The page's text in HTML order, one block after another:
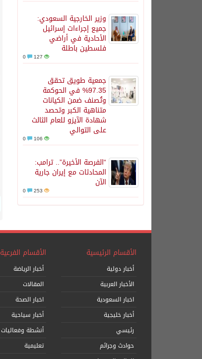
وزير الخارجية السعودي:
جميع إجراءات إسرائيل
الأحادية في أراضي
فلسطين باطلة
127
جمعية طويق تحقق
97.35% في الحوكمة
وتُصنف ضمن الكيانات
متناهية الكبر وتحصد
شهادة الآيزو للعام الثالث
على التوالي
106
“الفرصة الأخيرة”.. ترامب:
المحادثات مع إيران جارية
الآن
253
الأقسام الرئيسية
أخبار دولية
الأخبار العربية
اخبار السعودية
أخبار خليجية
رئيسي
حوادث وجرائم
الأقسام الفرعية
أخبار الرياضة
المقالات
اخبار الصحة
أخبار سياحية
أنشطة وفعاليات
تعليمية